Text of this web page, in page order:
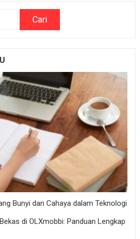
Bunyi dan Cahaya dalam Teknologi
di OLXmobbi: Panduan Lengkap